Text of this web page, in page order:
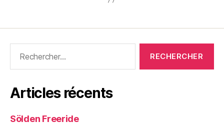
Articles récents
Sölden Freeride